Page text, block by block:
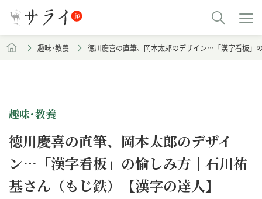
趣味･教養 徳川慶喜の直筆、岡本太郎のデザイン…「漢字看板」
趣味･教養
徳川慶喜の直筆、岡本太郎のデザイ
ン…「漢字看板」の愉しみ方｜石川祐
基さん（もじ鉄）【漢字の達人】